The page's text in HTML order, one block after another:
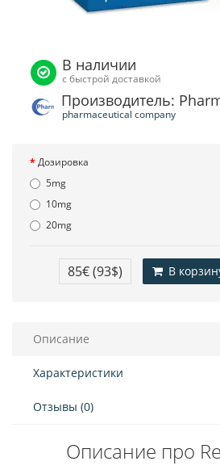
В наличии
с быстрой доставкой
Производитель:
pharmaceutical company
Дозировка
5mg
10mg
20mg
85€(93$) В
Описание
Характеристики
Отзывы (0)
Описание про